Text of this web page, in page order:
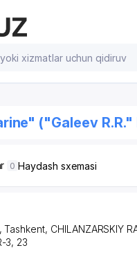
("Galeev R.R."
0 Haydash sxemasi
Tashkent, CHILANZARSKIY
3, 23